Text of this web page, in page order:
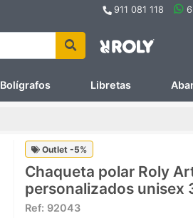
911 081 118
Bolígrafos Libretas
Outlet -5%
Chaqueta polar Roly
personalizados unisex
Ref: 92043